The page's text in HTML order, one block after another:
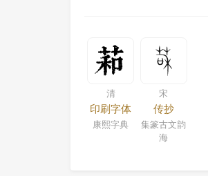
清
印刷字体
康熙字典
宋
传抄
集篆古文韵
海